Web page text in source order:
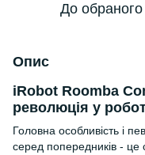
До обраного
Опис
iRobot Roomba
революція у
Головна особливість і
серед попередників - це